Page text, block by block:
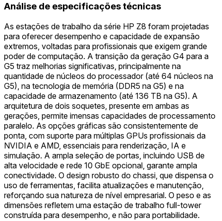
Análise de especificações técnicas
As estações de trabalho da série HP Z8 foram projetadas
para oferecer desempenho e capacidade de expansão
extremos, voltadas para profissionais que exigem grande
poder de computação. A transição da geração G4 para a
G5 traz melhorias significativas, principalmente na
quantidade de núcleos do processador (até 64 núcleos na
G5), na tecnologia de memória (DDR5 na G5) e na
capacidade de armazenamento (até 136 TB na G5). A
arquitetura de dois soquetes, presente em ambas as
gerações, permite imensas capacidades de processamento
paralelo. As opções gráficas são consistentemente de
ponta, com suporte para múltiplas GPUs profissionais da
NVIDIA e AMD, essenciais para renderização, IA e
simulação. A ampla seleção de portas, incluindo USB de
alta velocidade e rede 10 GbE opcional, garante ampla
conectividade. O design robusto do chassi, que dispensa o
uso de ferramentas, facilita atualizações e manutenção,
reforçando sua natureza de nível empresarial. O peso e as
dimensões refletem uma estação de trabalho full-tower
construída para desempenho, e não para portabilidade.